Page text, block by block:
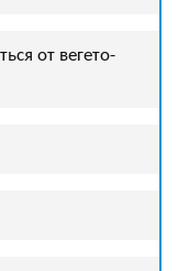
от вегето-